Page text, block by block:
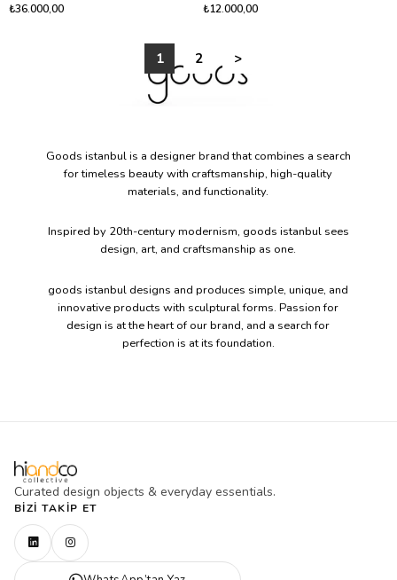
₺36.000,00
₺12.000,00
1 2 >
Goods istanbul is a designer brand that combines a search
for timeless beauty with craftsmanship, high-quality
materials, and functionality.​
Inspired by 20th-century modernism, goods istanbul sees
design, art, and craftsmanship as one.
​goods istanbul designs and produces simple, unique, and
innovative products with sculptural forms. Passion for
design is at the heart of our brand, and a search for
perfection is at its foundation.
Curated design objects & everyday essentials.
BIZI TAKIP ET